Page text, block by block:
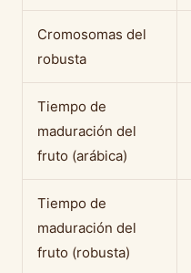
Cromosomas del
robusta
Tiempo de
maduración del
fruto (arábica)
Tiempo de
maduración del
fruto (robusta)